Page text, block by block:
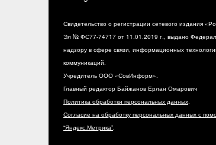
Свидетельство о регистрации сетевого издания
Эл № ФС77-74717 от 11.01.2019 г., выдано
надзору в сфере связи, информационных
коммуникаций.
Учредитель ООО «СовИнформ».
Главный редактор Байжанов Ерлан Омарович
Политика обработки персональных данных.
Согласие на обработку персональных данных с
“Яндекс.Метрика”.